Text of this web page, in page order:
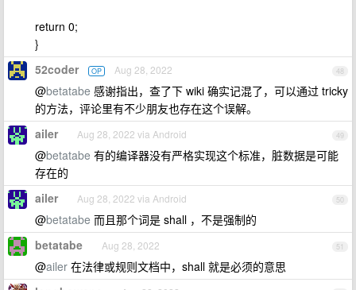
return 0;
}
48
52coder OP Aug 28, 2022
@betatabe 感谢指出，查了下 wiki 确实记混了，可以通过 tricky
的方法，评论里有不少朋友也存在这个误解。
49
ailer Aug 28, 2022 via Android
@betatabe 有的编译器没有严格实现这个标准，脏数据是可能
存在的
50
ailer Aug 28, 2022 via Android
@betatabe 而且那个词是 shall ，不是强制的
51
betatabe Aug 28, 2022
@ailer 在法律或规则文档中，shall 就是必须的意思